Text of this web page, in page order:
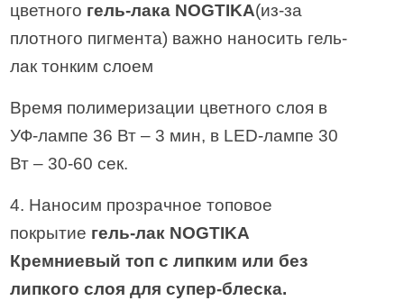
цветного гель-лака NOGTIKA(из-за
плотного пигмента) важно наносить гель-
лак тонким слоем
Время полимеризации цветного слоя в
УФ-лампе 36 Вт – 3 мин, в LED-лампе 30
Вт – 30-60 сек.
4. Наносим прозрачное топовое
покрытие гель-лак NOGTIKA
Кремниевый топ с липким или без
липкого слоя для супер-блеска.